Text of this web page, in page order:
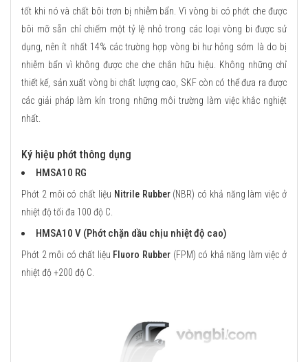
tốt khi nó và chất bôi trơn bị nhiễm bẩn. Vì vòng bi có phớt che được
bôi mỡ sẵn chỉ chiếm một tỷ lệ nhỏ trong các loại vòng bi được sử
dụng, nên ít nhất 14% các trường hợp vòng bi hư hỏng sớm là do bị
nhiễm bẩn vì không được che che chắn hữu hiệu. Không những chỉ
thiết kế, sản xuất vòng bi chất lượng cao, SKF còn có thể đưa ra được
các giải pháp làm kín trong những môi trường làm việc khắc nghiệt
nhất.
Ký hiệu phớt thông dụng
HMSA10 RG
Phớt 2 môi có chất liệu Nitrile Rubber(NBR) có khả năng làm việc ở
nhiệt độ tối đa 100 độ C.
HMSA10 V (Phớt chặn dầu chịu nhiệt độ cao)
Phớt 2 môi có chất liệu Fluoro Rubber (FPM) có khả năng làm việc ở
nhiệt độ +200 độ C.